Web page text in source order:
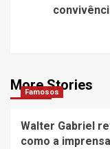
More Stories
Famosos
Walter Gabriel
como a imprensa